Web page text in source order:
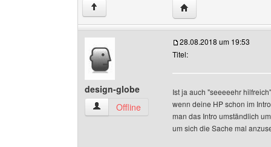
↑ Website dieses
design-globe
design-globe Benutzer-Profile anzeigen
Offline
28.08.2018 um 19:53
Titel:
Ist ja auch "seeeeehr
wenn deine HP schon im
man das Intro umständlich
um sich die Sache mal